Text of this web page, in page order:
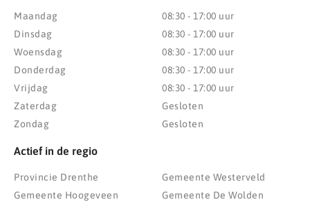
Maandag
Dinsdag
Woensdag
Donderdag
Vrijdag
Zaterdag
Zondag
08:30 - 17:00 uur
08:30 - 17:00 uur
08:30 - 17:00 uur
08:30 - 17:00 uur
08:30 - 17:00 uur
Gesloten
Gesloten
Actief in de regio
Provincie Drenthe
Gemeente Hoogeveen
Gemeente Westerveld
Gemeente De Wolden